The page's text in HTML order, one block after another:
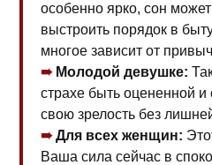
особенно ярко, сон
выстроить порядок в
многое зависит от
Молодой девушке:
страхе быть оцененной и
свою зрелость без
Для всех женщин:
Ваша сила сейчас в